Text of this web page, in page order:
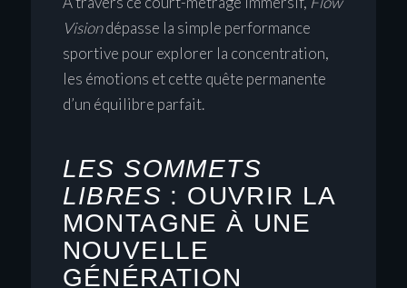
Visiondépasse la simple performance
sportive pour explorer la concentration,
les émotions et cette quête permanente
d’un équilibre parfait.
LES SOMMETS
LIBRES : OUVRIR LA
MONTAGNE À UNE
NOUVELLE
GÉNÉRATION